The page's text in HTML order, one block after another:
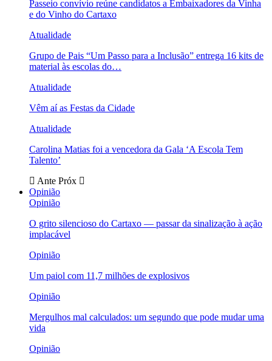
Passeio convívio reúne candidatos a Embaixadores da Vinha
e do Vinho do Cartaxo
Atualidade
Grupo de Pais “Um Passo para a Inclusão” entrega 16 kits de
material às escolas do…
Atualidade
Vêm aí as Festas da Cidade
Atualidade
Carolina Matias foi a vencedora da Gala ‘A Escola Tem
Talento’
Ante Próx
Opinião
Opinião
O grito silencioso do Cartaxo — passar da sinalização à ação
implacável
Opinião
Um paiol com 11,7 milhões de explosivos
Opinião
Mergulhos mal calculados: um segundo que pode mudar uma
vida
Opinião